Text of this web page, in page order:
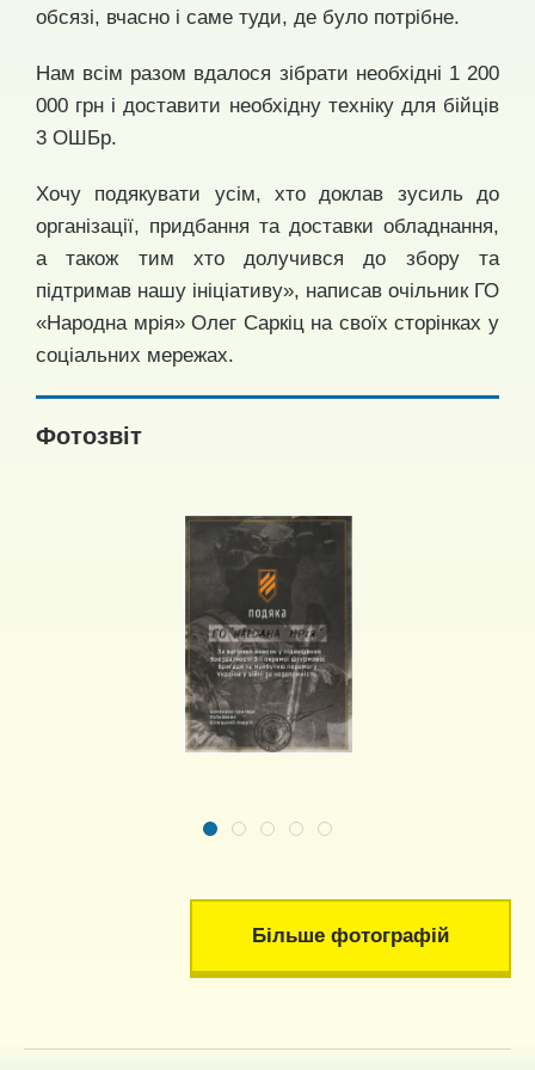
обсязі, вчасно і саме туди, де було потрібне.
Нам всім разом вдалося зібрати необхідні 1 200
000 грн і доставити необхідну техніку для бійців
3 ОШБр.
Хочу подякувати усім, хто доклав зусиль до
організації, придбання та доставки обладнання,
а також тим хто долучився до збору та
підтримав нашу ініціативу», написав очільник ГО
«Народна мрія» Олег Саркіц на своїх сторінках у
соціальних мережах.
Фотозвіт
Більше фотографій